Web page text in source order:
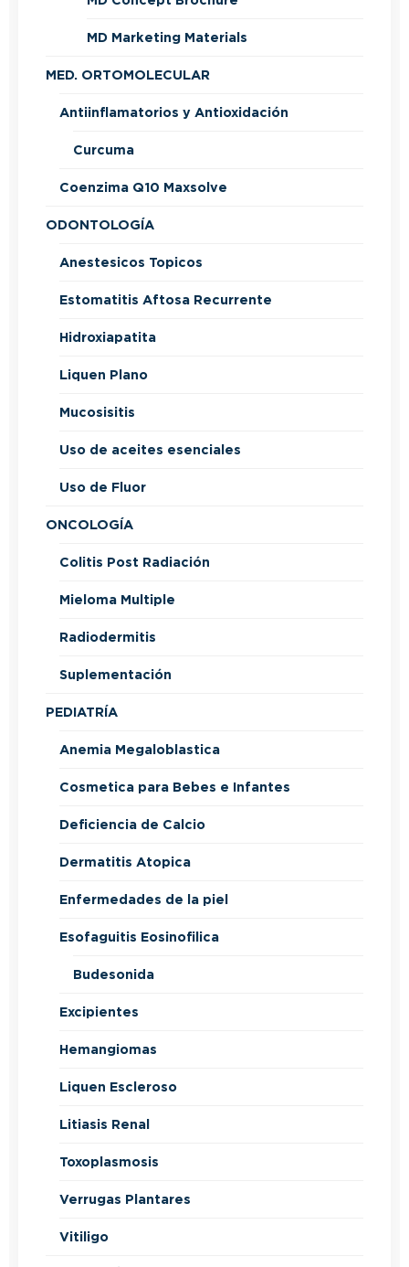
MD Marketing Materials
MED. ORTOMOLECULAR
Antiinflamatorios y Antioxidación
Curcuma
Coenzima Q10 Maxsolve
ODONTOLOGÍA
Anestesicos Topicos
Estomatitis Aftosa Recurrente
Hidroxiapatita
Liquen Plano
Mucosisitis
Uso de aceites esenciales
Uso de Fluor
ONCOLOGÍA
Colitis Post Radiación
Mieloma Multiple
Radiodermitis
Suplementación
PEDIATRÍA
Anemia Megaloblastica
Cosmetica para Bebes e Infantes
Deficiencia de Calcio
Dermatitis Atopica
Enfermedades de la piel
Esofaguitis Eosinofilica
Budesonida
Excipientes
Hemangiomas
Liquen Escleroso
Litiasis Renal
Toxoplasmosis
Verrugas Plantares
Vitiligo